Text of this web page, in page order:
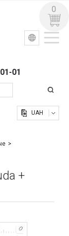
01
УКР РУС
UAH
0
+